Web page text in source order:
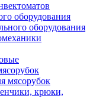
оборудования
оборудования
мясорубок
крюки,